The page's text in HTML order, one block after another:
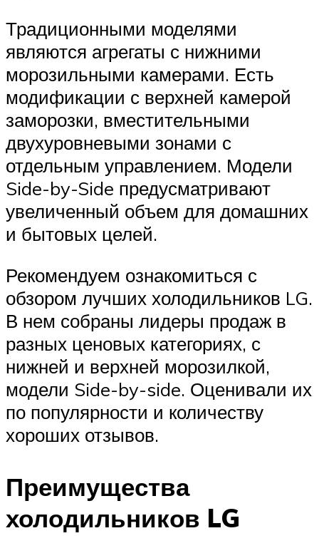
Традиционными моделями
являются агрегаты с нижними
морозильными камерами. Есть
модификации с верхней камерой
заморозки, вместительными
двухуровневыми зонами с
отдельным управлением. Модели
Side-by-Side предусматривают
увеличенный объем для домашних
и бытовых целей.
Рекомендуем ознакомиться с
обзором лучших холодильников LG.
В нем собраны лидеры продаж в
разных ценовых категориях, с
нижней и верхней морозилкой,
модели Side-by-side. Оценивали их
по популярности и количеству
хороших отзывов.
Преимущества
холодильников LG